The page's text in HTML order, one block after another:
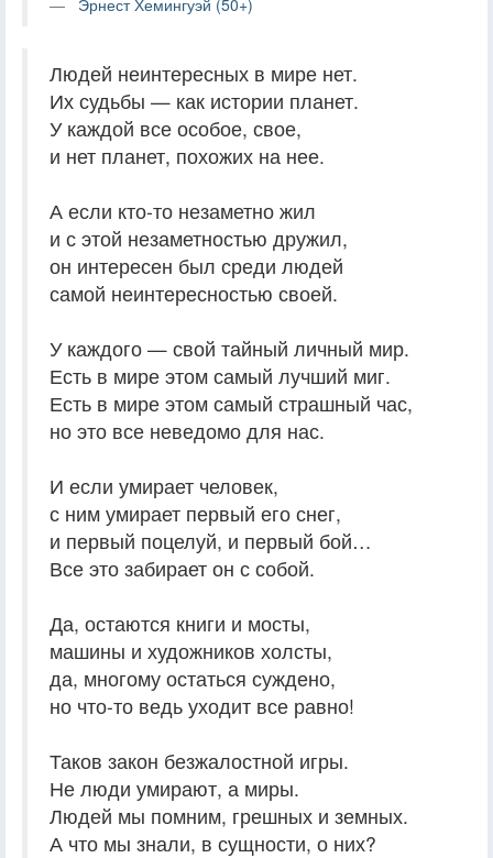
Людей неинтересных в мире нет.
Их судьбы — как истории планет.
У каждой все особое, свое,
и нет планет, похожих на нее.
А если кто-то незаметно жил
и с этой незаметностью дружил,
он интересен был среди людей
самой неинтересностью своей.
У каждого — свой тайный личный мир.
Есть в мире этом самый лучший миг.
Есть в мире этом самый страшный час,
но это все неведомо для нас.
И если умирает человек,
с ним умирает первый его снег,
и первый поцелуй, и первый бой…
Все это забирает он с собой.
Да, остаются книги и мосты,
машины и художников холсты,
да, многому остаться суждено,
но что-то ведь уходит все равно!
Таков закон безжалостной игры.
Не люди умирают, а миры.
Людей мы помним, грешных и земных.
А что мы знали, в сущности, о них?